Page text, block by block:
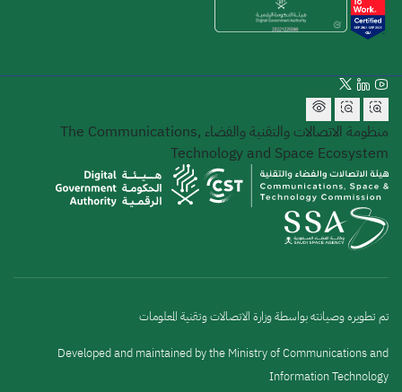
منظومة الاتصالات والتقنية والفضاء The Communications,
Technology and Space Ecosystem
تم تطويره وصيانته بواسطة وزارة الاتصالات وتقنية المعلومات
Developed and maintained by the Ministry of Communications and
Information Technology